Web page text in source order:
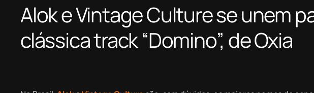
Alok e Vintage Culture se unem
clássica track “Domino”, de Oxia